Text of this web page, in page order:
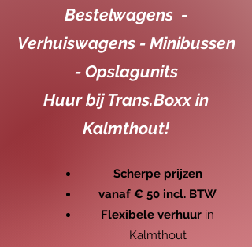
Bestelwagens -
Verhuiswagens - Minibussen
- Opslagunits
Huur bij Trans.Boxx in
Kalmthout!
Scherpe prijzen
​vanaf € 50 incl. BTW
Flexibele verhuur in
Kalmthout